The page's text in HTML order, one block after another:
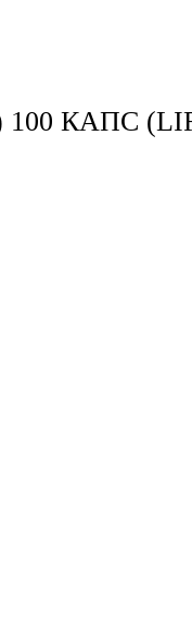
КАПС